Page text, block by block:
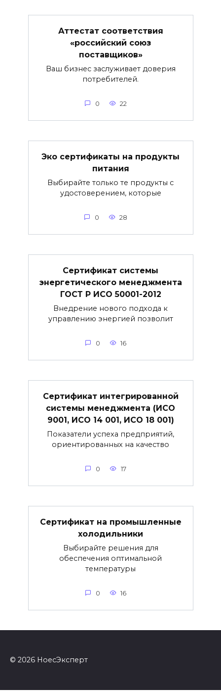
Аттестат соответствия
«российский союз
поставщиков»
Ваш бизнес заслуживает доверия
потребителей.
0 22
Эко сертификаты на продукты
питания
Выбирайте только те продукты с
удостоверением, которые
0 28
Сертификат системы
энергетического менеджмента
ГОСТ Р ИСО 50001-2012
Внедрение нового подхода к
управлению энергией позволит
0 16
Сертификат интегрированной
системы менеджмента (ИСО
9001, ИСО 14 001, ИСО 18 001)
Показатели успеха предприятий,
ориентированных на качество
0 17
Сертификат на промышленные
холодильники
Выбирайте решения для
обеспечения оптимальной
температуры
0 16
© 2026 НоесЭксперт